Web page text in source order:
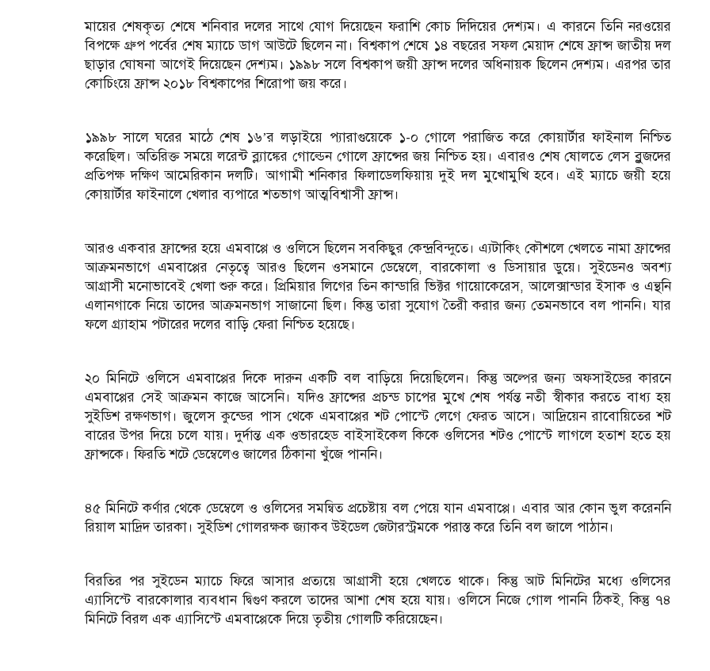
মায়ের শেষকৃত্য শেষে শনিবার দলের সাথে যোগ দিয়েছেন ফরাশি কোচ দিদিয়ের দেশ্যম। এ কারনে তিনি নরওয়ের
বিপক্ষে গ্রুপ পর্বের শেষ ম্যাচে ডাগ আউটে ছিলেন না। বিশ্বকাপ শেষে ১৪ বছরের সফল মেয়াদ শেষে ফ্রান্স জাতীয় দল
ছাড়ার ঘোষনা আগেই দিয়েছেন দেশ্যম। ১৯৯৮ সলে বিশ্বকাপ জয়ী ফ্রান্স দলের অধিনায়ক ছিলেন দেশ্যম। এরপর তার
কোচিংয়ে ফ্রান্স ২০১৮ বিশ্বকাপের শিরোপা জয় করে।
১৯৯৮ সালে ঘরের মাঠে শেষ ১৬’র লড়াইয়ে প্যারাগুয়েকে ১-০ গোলে পরাজিত করে কোয়ার্টার ফাইনাল নিশ্চিত
করেছিল। অতিরিক্ত সময়ে লরেন্ট ব্ল্যাঙ্কের গোল্ডেন গোলে ফ্রান্সের জয় নিশ্চিত হয়। এবারও শেষ ষোলতে লেস ব্লুজদের
প্রতিপক্ষ দক্ষিণ আমেরিকান দলটি। আগামী শনিকার ফিলাডেলফিয়ায় দুই দল মুখোমুখি হবে। এই ম্যাচে জয়ী হয়ে
কোয়ার্টার ফাইনালে খেলার ব্যপারে শতভাগ আত্মবিশ্বাসী ফ্রান্স।
আরও একবার ফ্রান্সের হয়ে এমবাপ্পে ও ওলিসে ছিলেন সবকিছুর কেন্দ্রবিন্দুতে। এ্যটাকিং কৌশলে খেলতে নামা ফ্রান্সের
আক্রমনভাগে এমবাপ্পের নেতৃত্বে আরও ছিলেন ওসমানে ডেম্বেলে, বারকোলা ও ডিসায়ার ডুয়ে। সুইডেনও অবশ্য
আগ্রাসী মনোভাবেই খেলা শুরু করে। প্রিমিয়ার লিগের তিন কান্ডারি ভিক্টর গায়োকেরেস, আলেক্সান্ডার ইসাক ও এন্থনি
এলানগাকে নিয়ে তাদের আক্রমনভাগ সাজানো ছিল। কিন্তু তারা সুযোগ তৈরী করার জন্য তেমনভাবে বল পাননি। যার
ফলে গ্র্যাহাম পটারের দলের বাড়ি ফেরা নিশ্চিত হয়েছে।
২০ মিনিটে ওলিসে এমবাপ্পের দিকে দারুন একটি বল বাড়িয়ে দিয়েছিলেন। কিন্তু অল্পের জন্য অফসাইডের কারনে
এমবাপ্পের সেই আক্রমন কাজে আসেনি। যদিও ফ্রান্সের প্রচন্ড চাপের মুখে শেষ পর্যন্ত নতী স্বীকার করতে বাধ্য হয়
সুইডিশ রক্ষণভাগ। জুলেস কুন্ডের পাস থেকে এমবাপ্পের শট পোস্টে লেগে ফেরত আসে। আদ্রিয়েন রাবোয়িতের শট
বারের উপর দিয়ে চলে যায়। দুর্দান্ত এক ওভারহেড বাইসাইকেল কিকে ওলিসের শটও পোস্টে লাগলে হতাশ হতে হয়
ফ্রান্সকে। ফিরতি শটে ডেম্বেলেও জালের ঠিকানা খুঁজে পাননি।
৪৫ মিনিটে কর্ণার থেকে ডেম্বেলে ও ওলিসের সমন্বিত প্রচেষ্টায় বল পেয়ে যান এমবাপ্পে। এবার আর কোন ভুল করেননি
রিয়াল মাদ্রিদ তারকা। সুইডিশ গোলরক্ষক জ্যাকব উইডেল জেটারস্ট্রমকে পরাস্ত করে তিনি বল জালে পাঠান।
বিরতির পর সুইডেন ম্যাচে ফিরে আসার প্রত্যয়ে আগ্রাসী হয়ে খেলতে থাকে। কিন্তু আট মিনিটের মধ্যে ওলিসের
এ্যাসিস্টে বারকোলার ব্যবধান দ্বিগুণ করলে তাদের আশা শেষ হয়ে যায়। ওলিসে নিজে গোল পাননি ঠিকই, কিন্তু ৭৪
মিনিটে বিরল এক এ্যাসিস্টে এমবাপ্পেকে দিয়ে তৃতীয় গোলটি করিয়েছেন।